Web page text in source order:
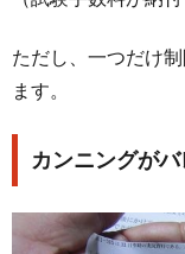
ただし、一つだけ
ます。
カンニングが